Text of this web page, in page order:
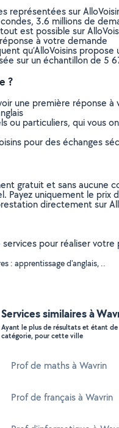
sur
3.6 millions de
est possible sur
à votre demande
qu’AlloVoisins
sur un échantillon de 5
?
une première
ou particuliers, qui
pour des échanges
gratuit et sans aucune
uniquement le prix
directement sur
pour réaliser
: apprentissage d'anglais, ..
Services similaires à
Ayant le plus de résultats et étant
catégorie, pour cette ville
Prof de maths à Wavrin
Prof de français à Wavrin